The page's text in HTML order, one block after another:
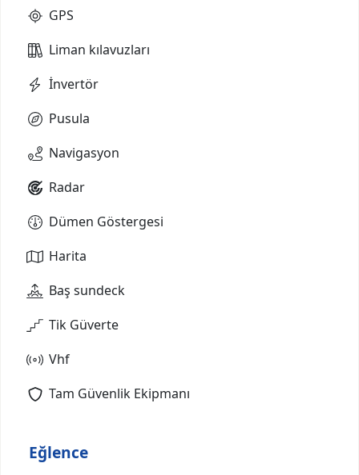
GPS
Liman kılavuzları
İnvertör
Pusula
Navigasyon
Radar
Dümen Göstergesi
Harita
Baş sundeck
Tik Güverte
Vhf
Tam Güvenlik Ekipmanı
Eğlence